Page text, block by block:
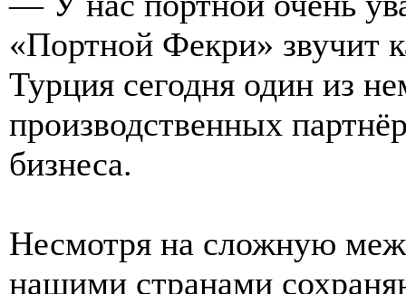
«Портной Фекри» звучит
Турция сегодня один из
производственных
бизнеса.
Несмотря на сложную
нашими странами